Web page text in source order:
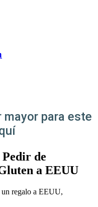
para este
de
a EEUU
un regalo a EEUU,